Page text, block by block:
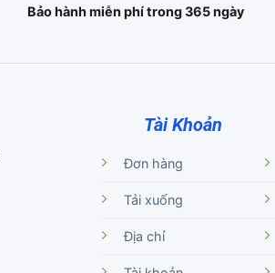
Bảo hành miễn phí trong 365 ngày
Tài Khoản
Đơn hàng
Tải xuống
Địa chỉ